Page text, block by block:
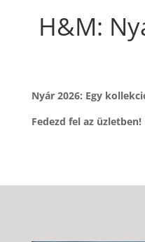
H&M:
Nyár 2026: Egy
Fedezd fel az üzletben!